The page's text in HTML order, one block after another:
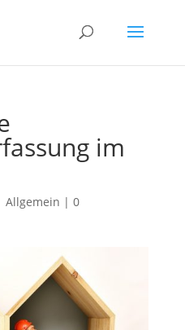
im
Allgemein | 0